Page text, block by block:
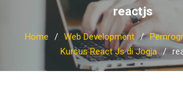
reactjs
Home Web Development
Kursus React Js di Jogja